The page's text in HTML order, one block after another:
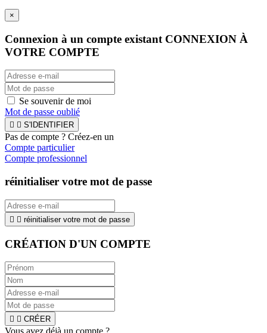
×
Connexion à un compte existant CONNEXION À
VOTRE COMPTE
Se souvenir de moi
Mot de passe oublié
  S'IDENTIFIER
Pas de compte ? Créez-en un
Compte particulier
Compte professionnel
réinitialiser votre mot de passe
  réinitialiser votre mot de passe
CRÉATION D'UN COMPTE
  CRÉER